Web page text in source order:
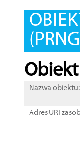
Nazwa obiektu:
Adres URI